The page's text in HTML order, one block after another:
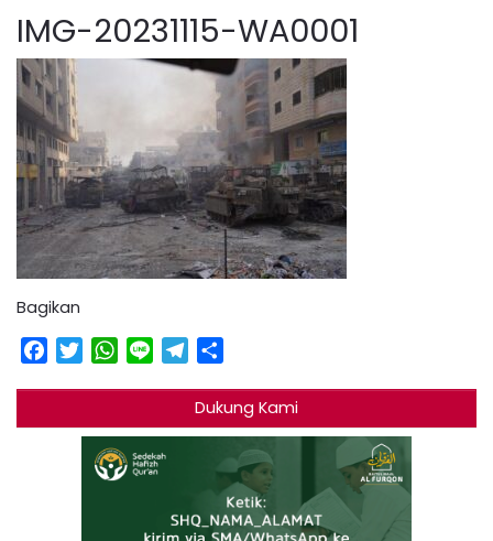
IMG-20231115-WA0001
Bagikan
Facebook
TwitterWhatsApp
Line Telegram
Dukung Kami